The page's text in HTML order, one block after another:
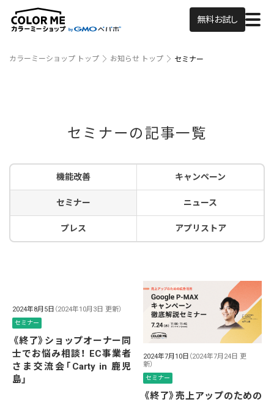
無料お試し
カラーミーショップ トップ お知らせ トップ セミナー
セミナーの記事一覧
機能改善 キャンペーン
セミナー ニュース
プレス アプリストア
2024年8月5日 （2024年10月3日 更新）
セミナー
《終了》ショップオーナー同
士でお悩み相談！ EC事業者
さま交流会「Carty in 鹿児
島」
2024年7月10日 （2024年7月24日 更
新）
セミナー
《終了》売上アップのための